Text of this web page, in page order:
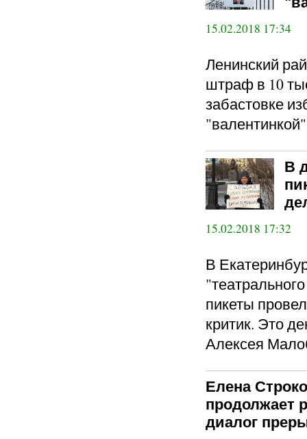
15.02.2018 17:34
Ленинский
штраф в 10
забастовке
В
15.02.2018 17:32
В
пикеты
критик. Это
Алексея
Елена
продолжает
диалог